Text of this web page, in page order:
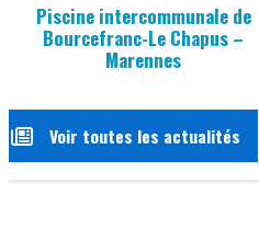
Piscine intercommunale de
Bourcefranc-Le Chapus –
Marennes
Voir toutes les actualités